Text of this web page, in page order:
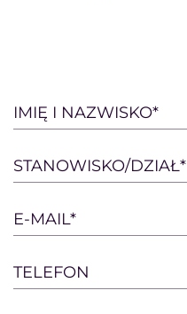
Please
this
field
empty.
IMIĘ I NAZWISKO*
STANOWISKO/DZIAŁ*
E-MAIL*
TELEFON